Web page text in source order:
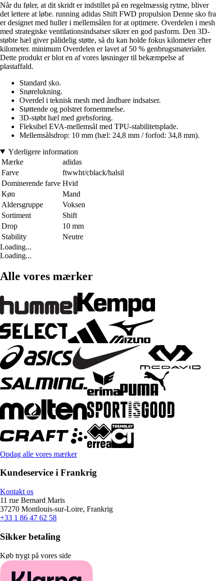
Når du føler, at dit skridt er indstillet på en regelmæssig rytme, bliver
det lettere at løbe. running adidas Shift FWD propulsion Denne sko fra
er designet med huller i mellemsålen for at optimere. Overdelen i mesh
med strategiske ventilationsindsatser sikrer en god pasform. Den 3D-
støbte hæl giver pålidelig støtte, så du kan holde fokus kilometer efter
kilometer. minimum Overdelen er lavet af 50 % genbrugsmaterialer.
Dette produkt er blot en af vores løsninger til bekæmpelse af
plastaffald.
Standard sko.
Snørelukning.
Overdel i teknisk mesh med åndbare indsatser.
Støttende og polstret fornemmelse.
3D-støbt hæl med grebsforing.
Fleksibel EVA-mellemsål med TPU-stabilitetsplade.
Mellemsålsdrop: 10 mm (hæl: 24,8 mm / forfod: 34,8 mm).
Yderligere information
Mærke
adidas
Farve
ftwwht/cblack/halsil
Dominerende farve Hvid
Køn
Mand
Aldersgruppe
Voksen
Sortiment
Shift
Drop
10 mm
Stability
Neutre
Loading...
Loading...
Alle vores mærker
Opdag alle vores mærker
Kundeservice i Frankrig
Kontakt os
11 rue Bernard Maris
37270 Montlouis-sur-Loire, Frankrig
+33 1 86 47 62 58
Sikker betaling
Køb trygt på vores side